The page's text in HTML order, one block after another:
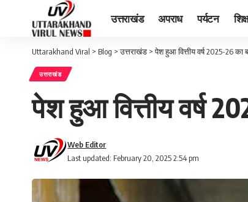
उत्तराखंड अपराध पर्यटन
Uttarakhand Viral > Blog >उत्तराखंड >पेश हुआ वित्तीय वर्ष 2025-26
उत्तराखंड
पेश हुआ वित्तीय वर्ष
Last updated: February 20, 2025 2:54 pm
Web Editor